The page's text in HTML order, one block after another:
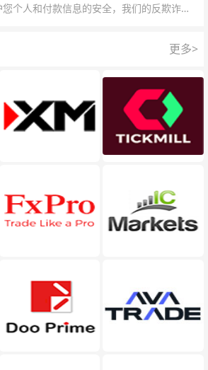
个人和付款信息的安全，我们的反欺诈团
更多>